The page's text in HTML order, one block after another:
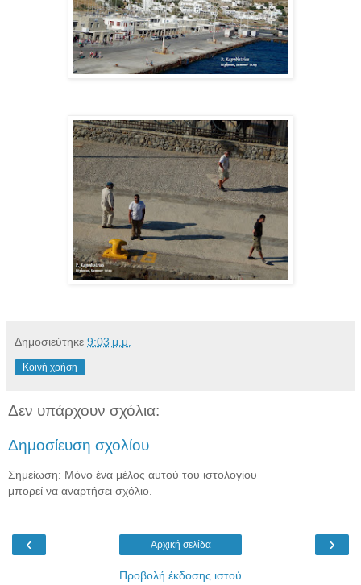
Δημοσιεύτηκε 9:03 μ.μ.
Κοινή χρήση
Δεν υπάρχουν σχόλια:
Δημοσίευση σχολίου
Σημείωση: Μόνο ένα μέλος αυτού του ιστολογίου
μπορεί να αναρτήσει σχόλιο.
‹ ›
Αρχική σελίδα
Προβολή έκδοσης ιστού